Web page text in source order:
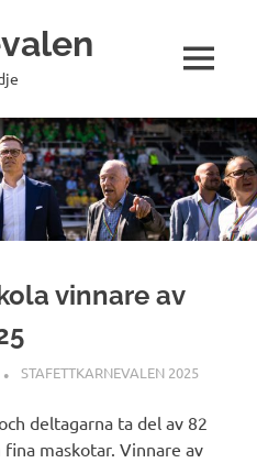
MENY
vinnare av
STAFETTKARNEVALEN 2025
deltagarna ta del av 82
maskotar. Vinnare av